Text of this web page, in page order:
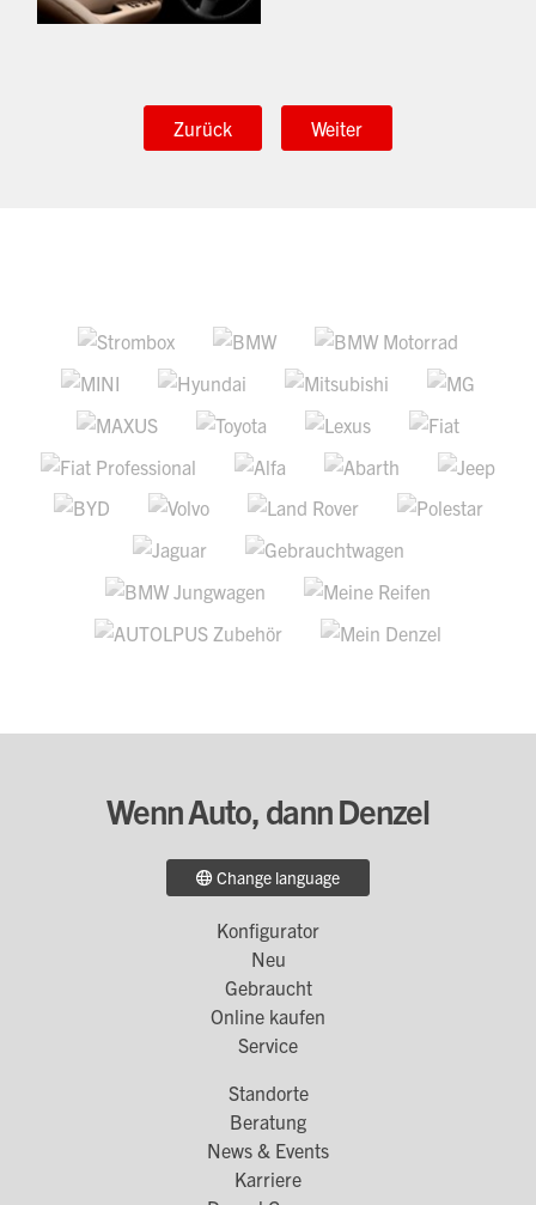
Zurück Weiter
Wenn Auto, dann Denzel
Change language
Konfigurator
Neu
Gebraucht
Online kaufen
Service
Standorte
Beratung
News & Events
Karriere